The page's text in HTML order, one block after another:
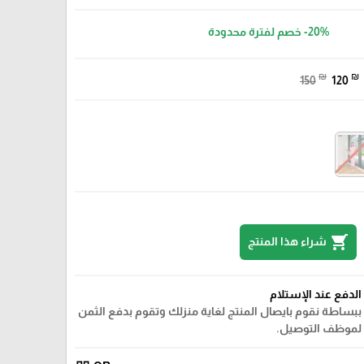
-20% خصم لفترة محدودة
150 ₪ 120 ₪
shopping_cart شراء هذا المنتج
الدفع عند الإستلام
ببساطة نقوم بايصال المنتج لغاية منزلك وتقوم بدفع الثمن
لموظف التوصيل.